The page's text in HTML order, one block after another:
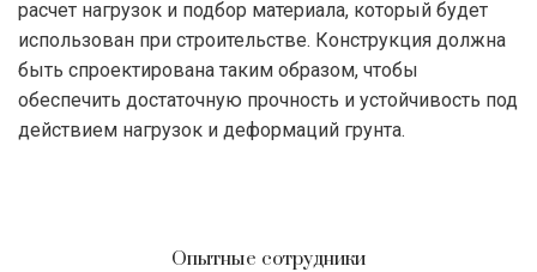
расчет нагрузок и подбор материала, который будет
использован при строительстве. Конструкция должна
быть спроектирована таким образом, чтобы
обеспечить достаточную прочность и устойчивость под
действием нагрузок и деформаций грунта.
Опытные сотрудники